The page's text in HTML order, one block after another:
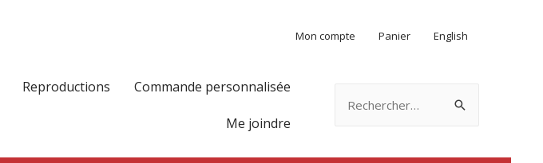
Mon compte Panier English
Reproductions Commande personnalisée
Me joindre